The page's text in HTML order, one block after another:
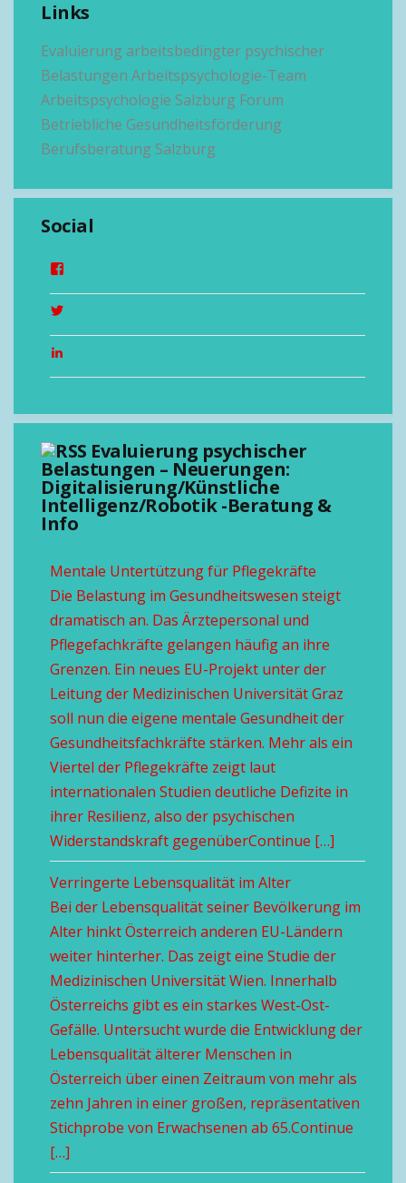
Links
Evaluierung arbeitsbedingter psychischer
Belastungen Arbeitspsychologie-Team
Arbeitspsychologie Salzburg Forum
Betriebliche Gesundheitsförderung
Berufsberatung Salzburg
Social
Evaluierung psychischer
Belastungen – Neuerungen:
Digitalisierung/Künstliche
Intelligenz/Robotik -Beratung &
Info
Mentale Untertützung für Pflegekräfte
Die Belastung im Gesundheitswesen steigt
dramatisch an. Das Ärztepersonal und
Pflegefachkräfte gelangen häufig an ihre
Grenzen. Ein neues EU-Projekt unter der
Leitung der Medizinischen Universität Graz
soll nun die eigene mentale Gesundheit der
Gesundheitsfachkräfte stärken. Mehr als ein
Viertel der Pflegekräfte zeigt laut
internationalen Studien deutliche Defizite in
ihrer Resilienz, also der psychischen
Widerstandskraft gegenüberContinue […]
Verringerte Lebensqualität im Alter
Bei der Lebensqualität seiner Bevölkerung im
Alter hinkt Österreich anderen EU-Ländern
weiter hinterher. Das zeigt eine Studie der
Medizinischen Universität Wien. Innerhalb
Österreichs gibt es ein starkes West-Ost-
Gefälle. Untersucht wurde die Entwicklung der
Lebensqualität älterer Menschen in
Österreich über einen Zeitraum von mehr als
zehn Jahren in einer großen, repräsentativen
Stichprobe von Erwachsenen ab 65.Continue
[…]